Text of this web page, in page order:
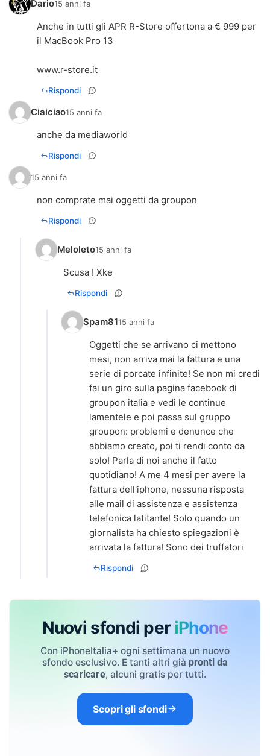
Dario15 anni fa
Anche in tutti gli APR R-Store offertona a € 999 per
il MacBook Pro 13
www.r-store.it
Rispondi
Ciaiciao15 anni fa
anche da mediaworld
Rispondi
15 anni fa
non comprate mai oggetti da groupon
Rispondi
Meloleto15 anni fa
Scusa ! Xke
Rispondi
Spam8115 anni fa
Oggetti che se arrivano ci mettono
mesi, non arriva mai la fattura e una
serie di porcate infinite! Se non mi credi
fai un giro sulla pagina facebook di
groupon italia e vedi le continue
lamentele e poi passa sul gruppo
groupon: problemi e denunce che
abbiamo creato, poi ti rendi conto da
solo! Parla di noi anche il fatto
quotidiano! A me 4 mesi per avere la
fattura dell'iphone, nessuna risposta
alle mail di assistenza e assistenza
telefonica latitante! Solo quando un
giornalista ha chiesto spiegazioni è
arrivata la fattura! Sono dei truffatori
Rispondi
Nuovi sfondi per iPhone
Con iPhoneItalia+ ogni settimana un nuovo
sfondo esclusivo. E tanti altri già pronti da
scaricare, alcuni gratis per tutti.
Scopri gli sfondi